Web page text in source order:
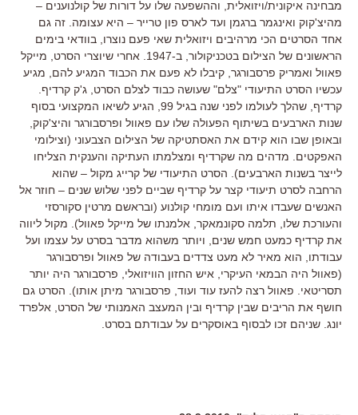
מבחינה איקונית/ויזואלית, וההשפעה שלו על דורות של קולנוענים –
מהיצ'קוק ואינגמר ברגמן ועד לארס פון טרייר – היא עצומה. זה גם
אחד הסרטים הכי מרהיבים ויזואלית שאי פעם נוצרו, בוודאי בימים
הראשונים של הצילום בטכניקולור, ב-1947. אחרי שיוצרי הסרט, מייקל
פאוול ואמריק פרסבורגר, קיבלו לא פעם את הכבוד המגיע להם, מגיע
עכשיו הסרט התיעודי "צלם" שעושה כבוד לצלם הסרט, ג'ק קרדיף.
קרדיף, שהלך לעולמו לפני שנה בגיל 99, הגיע לשיאו המקצועי בסוף
שנות הארבעים בשיתוף הפעולה שלו עם פאוול ופרסבורגר והיצ'קוק,
ובאופן שבו הוא קידם את האסתטיקה של הצילום הצבעוני (וצילומי
האפקטים. מדהים מה שקרדיף ומצלמתו העתיקה והענקית הצליחו
לייצר בשנות הארבעים). הסרט התיעודי של קרייג מקול – שהוא
הרחבה לסרט תיעודי קצר על קרדיף שביים לפני שלוש שנים – חוזר אל
האנשים שעבדו איתו ועם מומחי קולנוע (ובראשם מרטין סקורסזי
והעורכת שלו, תלמה סקונמאקר, אלמנתו של מייקל פאוול). מקול ליווה
את קרדיף כמעט חמש שנים, ויותר משהוא מדבר בסרט על עצמו ועל
עבודתו, הוא מאיר לא מעט צדדים בעבודה של פאוול ופרסבורגר
(פאוול היה הבמאי העיקרי, איש החזון הוויזואלי, פרסבורגר היה יותר
תסריטאי. פאוול רצה להעז עוד ועוד, פרסבורגר מיתן אותו). הסרט גם
חושף את הריבים שבין קרדיף ובין המעצב האמנותי של הסרט, אלפרד
יונג. שניהם זכו לבסוף באוסקרים על עבודתם בסרט.